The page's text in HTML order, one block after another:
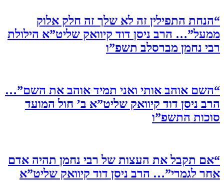
“הנחת התפילין זה לא שלך זה חלק אלוק
ממעל”… הרב ניסן דוד קיוואק שליט”א הילולת
רבי נחמן מברסלב תשפ”ו
“השם אוהב אותי ואני תמיד אוהב את השם”…
הרב ניסן דוד קיוואק שליט”א ב’ חול המועד
סוכות התשפ”ו
“אם תקבל את העצות של רבי נחמן תהיה אדם
אחר לגמרי”… הרב ניסן דוד קיוואק שליט”א